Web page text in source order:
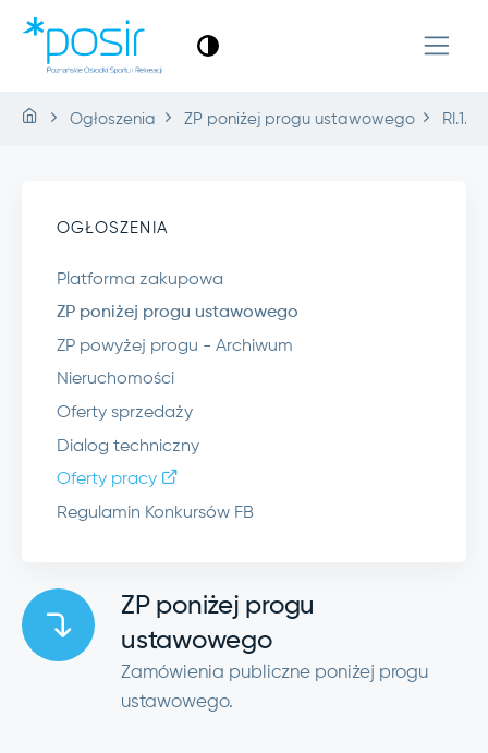
Ogłoszenia ZP poniżej progu ustawowego
OGŁOSZENIA
Platforma zakupowa
ZP poniżej progu ustawowego
ZP powyżej progu - Archiwum
Nieruchomości
Oferty sprzedaży
Dialog techniczny
Oferty pracy
Regulamin Konkursów FB
ZP poniżej progu
ustawowego
Zamówienia publiczne poniżej progu
ustawowego.